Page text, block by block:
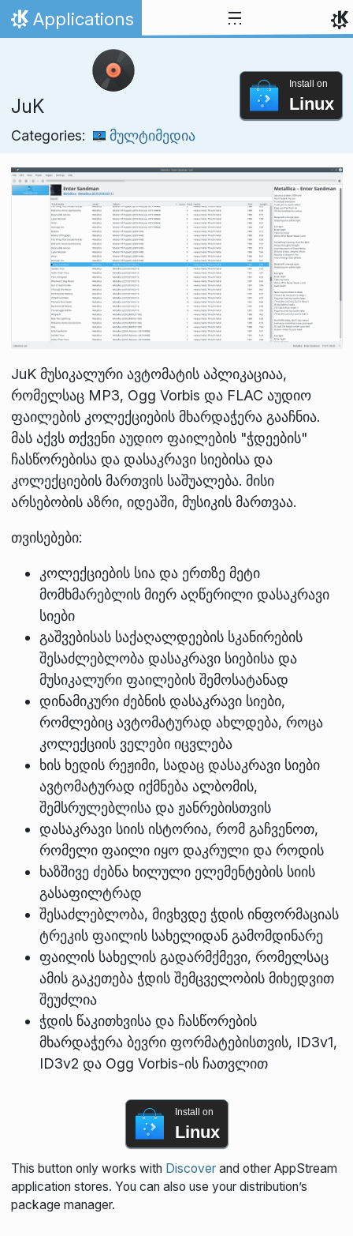
Skip to content
Home
Applications
JuK
Categories: მულტიმედია
Install on
Linux
JuK მუსიკალური ავტომატის აპლიკაციაა,
რომელსაც MP3, Ogg Vorbis და FLAC აუდიო
ფაილების კოლექციების მხარდაჭერა გააჩნია.
მას აქვს თქვენი აუდიო ფაილების "ჭდეების"
ჩასწორებისა და დასაკრავი სიებისა და
კოლექციების მართვის საშუალება. მისი
არსებობის აზრი, იდეაში, მუსიკის მართვაა.
თვისებები:
კოლექციების სია და ერთზე მეტი
მომხმარებლის მიერ აღწერილი დასაკრავი
სიები
გაშვებისას საქაღალდეების სკანირების
შესაძლებლობა დასაკრავი სიებისა და
მუსიკალური ფაილების შემოსატანად
დინამიკური ძებნის დასაკრავი სიები,
რომლებიც ავტომატურად ახლდება, როცა
კოლექციის ველები იცვლება
ხის ხედის რეჟიმი, სადაც დასაკრავი სიები
ავტომატურად იქმნება ალბომის,
შემსრულებლისა და ჟანრებისთვის
დასაკრავი სიის ისტორია, რომ გაჩვენოთ,
რომელი ფაილი იყო დაკრული და როდის
ხაზშივე ძებნა ხილული ელემენტების სიის
გასაფილტრად
შესაძლებლობა, მივხვდე ჭდის ინფორმაციას
ტრეკის ფაილის სახელიდან გამომდინარე
ფაილის სახელის გადარმქმევი, რომელსაც
ამის გაკეთება ჭდის შემცველობის მიხედვით
შეუძლია
ჭდის წაკითხვისა და ჩასწორების
მხარდაჭერა ბევრი ფორმატებისთვის, ID3v1,
ID3v2 და Ogg Vorbis-ის ჩათვლით
Install on
Linux
This button only works with Discoverand other AppStream
application stores. You can also use your distribution’s
package manager.